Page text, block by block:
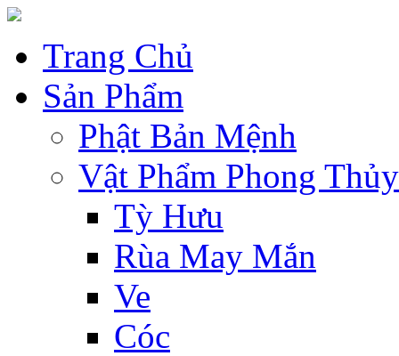
Trang Chủ
Sản Phẩm
Phật Bản Mệnh
Vật Phẩm Phong Thủy
Tỳ Hưu
Rùa May Mắn
Ve
Cóc